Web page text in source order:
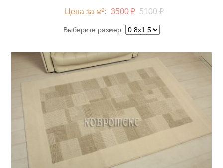
Цена за м²:
3500 ₽ 5100 ₽
Выберите размер: